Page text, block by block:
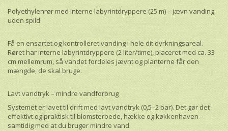
Polyethylenrør med interne labyrintdryppere (25 m) – jævn vanding
uden spild
Få en ensartet og kontrolleret vanding i hele dit dyrkningsareal.
Røret har interne labyrintdryppere (2 liter/time), placeret med ca. 33
cm mellemrum, så vandet fordeles jævnt og planterne får den
mængde, de skal bruge.
Lavt vandtryk – mindre vandforbrug
Systemet er lavet til drift med lavt vandtryk (0,5–2 bar). Det gør det
effektivt og praktisk til blomsterbede, hække og køkkenhaven –
samtidig med at du bruger mindre vand.